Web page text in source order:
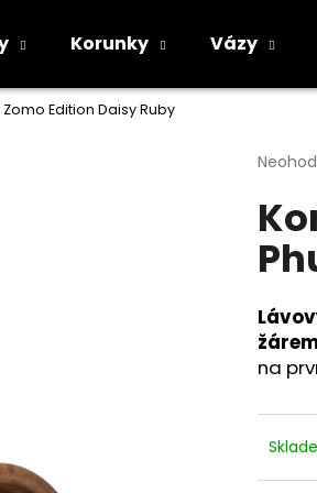
Korunky Vázy
Edition Daisy Ruby
produktu
je
0,0
na
Co potřebujete najít?